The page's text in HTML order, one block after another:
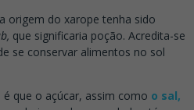
origem do xarope tenha sido
que significaria poção. Acredita-se
se conservar alimentos no sol
que o açúcar, assim como o sal,